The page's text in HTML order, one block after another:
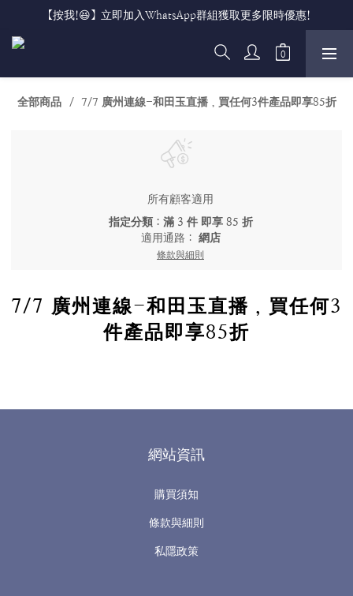
【按我!😆】立即加入WhatsApp群組獲取更多限時優惠!
全部商品 7/7 廣州連線-和田玉直播，買任何3件產品即享85折
所有顧客適用
指定分類：滿 3 件 即享 85 折
適用通路： 網店
條款與細則
7/7 廣州連線-和田玉直播，買任何3
件產品即享85折
網站資訊
購買須知
條款與細則
私隱政策